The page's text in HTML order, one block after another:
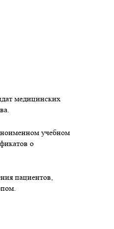
медицинских
учебном
о
пациентов,